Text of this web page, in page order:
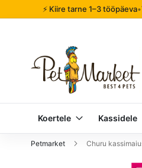
⚡ Kiire tarne 1–3 tööpäeva•
Koertele Kassidele
Petmarket Churu